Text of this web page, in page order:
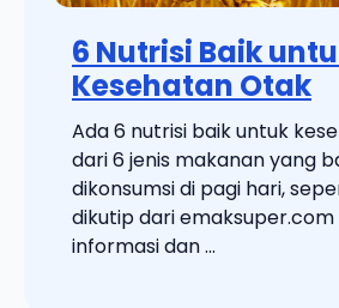
6 Nutrisi Baik
Kesehatan Otak
Ada 6 nutrisi baik untuk
dari 6 jenis makanan yang
dikonsumsi di pagi hari,
dikutip dari emaksuper.com
informasi dan ...